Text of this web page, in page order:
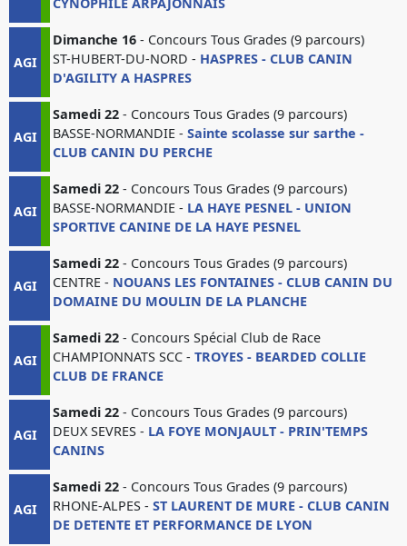
AGI
Dimanche 16 - Concours Tous Grades (9 parcours)
ST-HUBERT-DU-NORD - HASPRES - CLUB CANIN
D'AGILITY A HASPRES
AGI
Samedi 22 - Concours Tous Grades (9 parcours)
BASSE-NORMANDIE -Sainte scolasse sur sarthe -
CLUB CANIN DU PERCHE
AGI
Samedi 22 - Concours Tous Grades (9 parcours)
BASSE-NORMANDIE - LA HAYE PESNEL - UNION
SPORTIVE CANINE DE LA HAYE PESNEL
AGI
Samedi 22 - Concours Tous Grades (9 parcours)
CENTRE - NOUANS LES FONTAINES - CLUB CANIN DU
DOMAINE DU MOULIN DE LA PLANCHE
AGI
Samedi 22 - Concours Spécial Club de Race
CHAMPIONNATS SCC -TROYES - BEARDED COLLIE
CLUB DE FRANCE
AGI
Samedi 22 - Concours Tous Grades (9 parcours)
DEUX SEVRES - LA FOYE MONJAULT - PRIN'TEMPS
CANINS
AGI
Samedi 22 - Concours Tous Grades (9 parcours)
RHONE-ALPES -ST LAURENT DE MURE - CLUB CANIN
DE DETENTE ET PERFORMANCE DE LYON